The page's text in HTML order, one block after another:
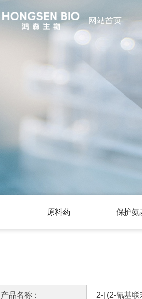
网站首页
原料药 保护氨
产品名称： 2-[[(2-氰基